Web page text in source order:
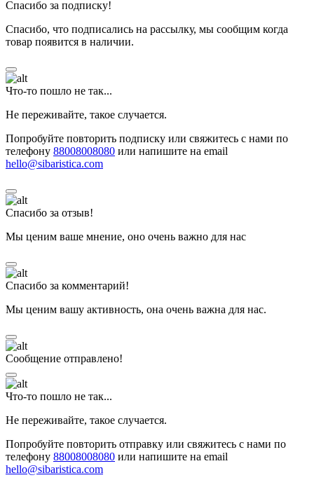
Спасибо за подписку!
Спасибо, что подписались на рассылку, мы сообщим когда
товар появится в наличии.
Что-то пошло не так...
Не переживайте, такое случается.
Попробуйте повторить подписку или свяжитесь с нами по
телефону 88008008080 или напишите на email
hello@sibaristica.com
Спасибо за отзыв!
Мы ценим ваше мнение, оно очень важно для нас
Спасибо за комментарий!
Мы ценим вашу активность, она очень важна для нас.
Сообщение отправлено!
Что-то пошло не так...
Не переживайте, такое случается.
Попробуйте повторить отправку или свяжитесь с нами по
телефону 88008008080 или напишите на email
hello@sibaristica.com